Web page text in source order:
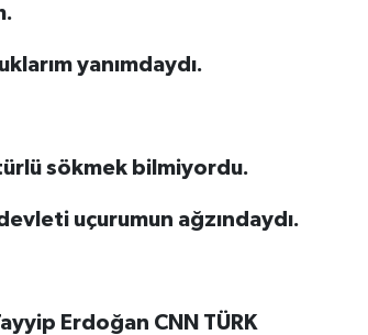
yanımdaydı.
sökmek bilmiyordu.
uçurumun ağzındaydı.
Erdoğan CNN TÜRK